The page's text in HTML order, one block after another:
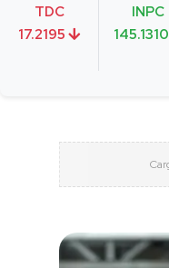
TDC
17.2195
INPC
145.1310